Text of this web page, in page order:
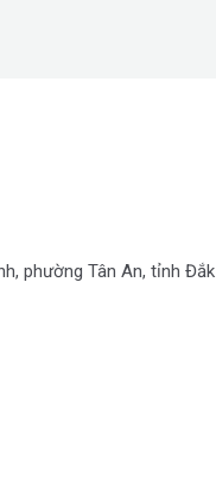
phường Tân An, tỉnh Đắk